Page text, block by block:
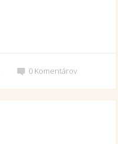
0 Komentárov